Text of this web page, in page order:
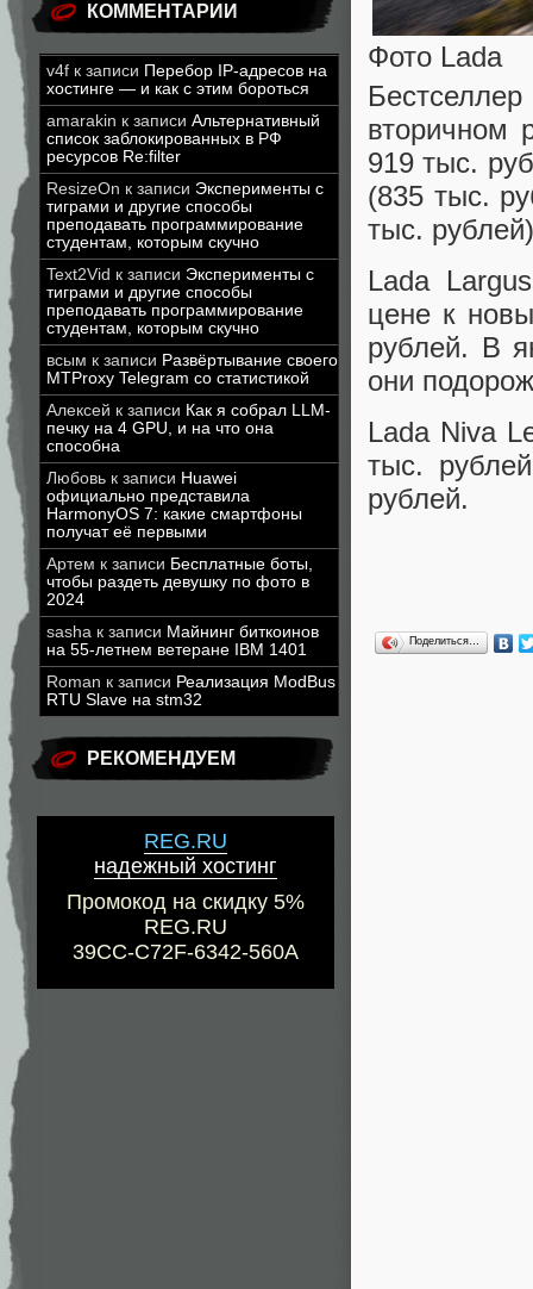
КОММЕНТАРИИ
v4f к записи Перебор IP-адресов на
хостинге — и как с этим бороться
amarakin к записи Альтернативный
список заблокированных в РФ
ресурсов Re:filter
ResizeOn к записи Эксперименты с
тиграми и другие способы
преподавать программирование
студентам, которым скучно
Text2Vid к записи Эксперименты с
тиграми и другие способы
преподавать программирование
студентам, которым скучно
всым к записи Развёртывание своего
MTProxy Telegram со статистикой
Алексей к записи Как я собрал LLM-
печку на 4 GPU, и на что она
способна
Любовь к записи Huawei
официально представила
HarmonyOS 7: какие смартфоны
получат её первыми
Артем к записи Бесплатные боты,
чтобы раздеть девушку по фото в
2024
sasha к записи Майнинг биткоинов
на 55-летнем ветеране IBM 1401
Roman к записи Реализация ModBus
RTU Slave на stm32
РЕКОМЕНДУЕМ
REG.RU
надежный хостинг
Промокод на скидку 5%
REG.RU
39CC-C72F-6342-560A
Фото Lada
вторичном
919 тыс.
(835 тыс.
тыс.
Lada
цене к
рублей. В
они
Lada Niva
тыс.
рублей.
Поделиться…